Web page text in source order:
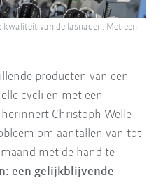
producten van een
cycli en met een
Christoph Welle
om aantallen van tot
met de hand te
een gelijkblijvende
van de lasnaden. Met een